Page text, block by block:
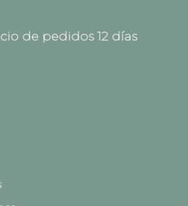
de pedidos 12 días